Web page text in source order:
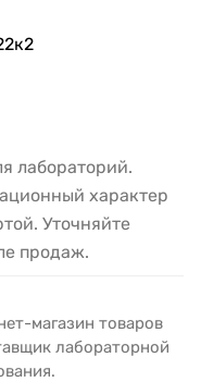
лабораторий.
характер
Уточняйте
продаж.
магазин товаров
лабораторной